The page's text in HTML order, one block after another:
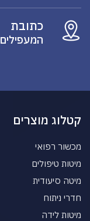
כתובת
המעפילים 27, א.ת עיר גנים .ת.ד 413, קרית אתא
קטלוג מוצרים
מכשור רפואי
מיטות טיפולים
מיטה סיעודית
חדרי ניתוח
מיטות לידה